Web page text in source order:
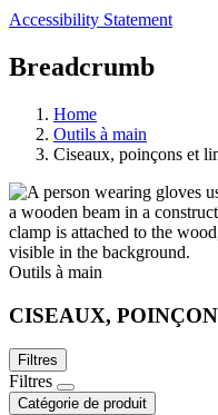
Accessibility Statement
Breadcrumb
Home
Outils à main
Ciseaux, poinçons et
Outils à main
CISEAUX,
Filtres
Filtres
Catégorie de produit